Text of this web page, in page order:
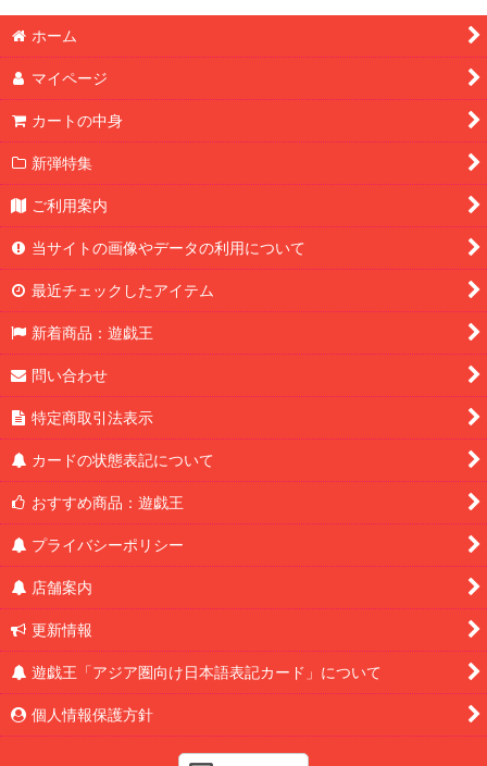
ホーム
マイページ
カートの中身
新弾特集
ご利用案内
当サイトの画像やデータの利用について
最近チェックしたアイテム
新着商品：遊戯王
問い合わせ
特定商取引法表示
カードの状態表記について
おすすめ商品：遊戯王
プライバシーポリシー
店舗案内
更新情報
遊戯王「アジア圏向け日本語表記カード」について
個人情報保護方針